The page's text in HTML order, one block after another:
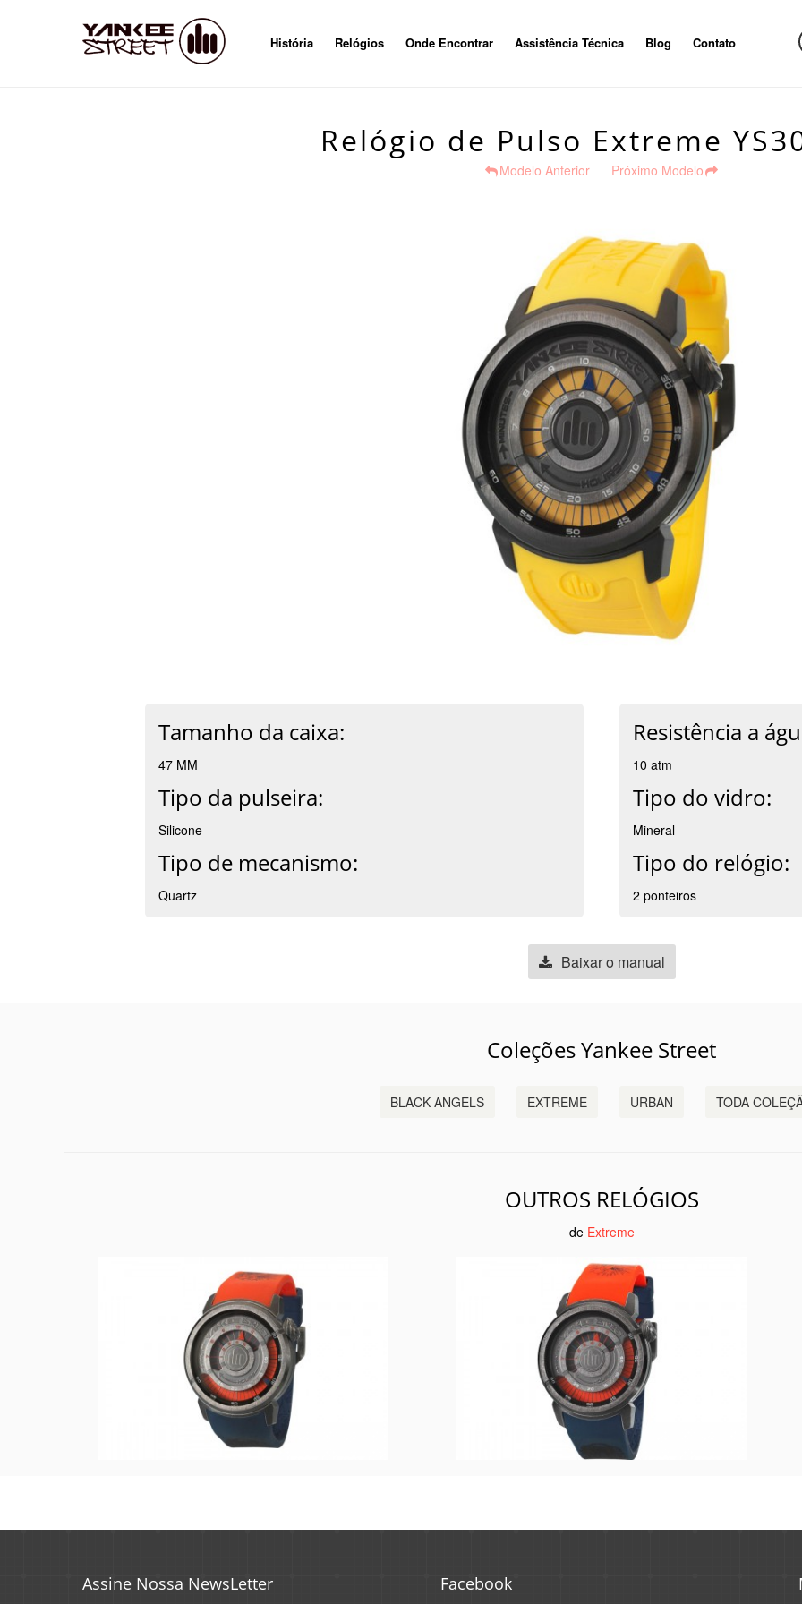
História Relógios Onde Encontrar Assistência Técnica Blog Contato
Relógio de Pulso Extreme
Modelo Anterior Próximo Modelo
Tamanho da caixa:
47 MM
Tipo da pulseira:
Silicone
Tipo de mecanismo:
Quartz
Resistência a
10 atm
Tipo do vidro:
Mineral
Tipo do relógio:
2 ponteiros
Baixar o manual
Coleções Yankee Street
BLACK ANGELS EXTREME URBAN TODA
OUTROS RELÓGIOS
de Extreme
Assine Nossa NewsLetter Facebook